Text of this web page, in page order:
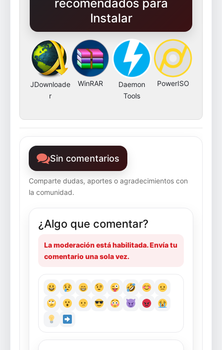
recomendados para
Instalar
JDownloade
r
WinRAR
Daemon
Tools
PowerISO
Sin comentarios
Comparte dudas, aportes o agradecimientos con
la comunidad.
¿Algo que comentar?
La moderación está habilitada. Envía tu
comentario una sola vez.